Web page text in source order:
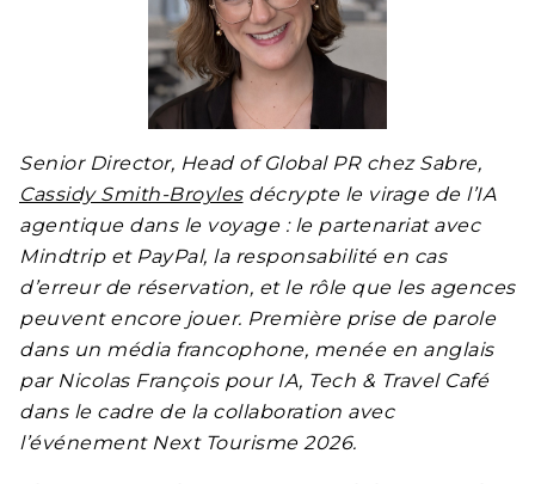
Senior Director, Head of Global PR chez Sabre,
Cassidy Smith-Broylesdécrypte le virage de l’IA
agentique dans le voyage : le partenariat avec
Mindtrip et PayPal, la responsabilité en cas
d’erreur de réservation, et le rôle que les agences
peuvent encore jouer. Première prise de parole
dans un média francophone, menée en anglais
par Nicolas François pour IA, Tech & Travel Café
dans le cadre de la collaboration avec
l’événement Next Tourisme 2026.